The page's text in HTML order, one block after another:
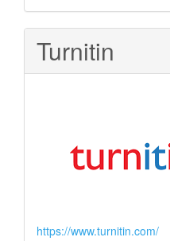
Turnitin
https://www.turnitin.com/